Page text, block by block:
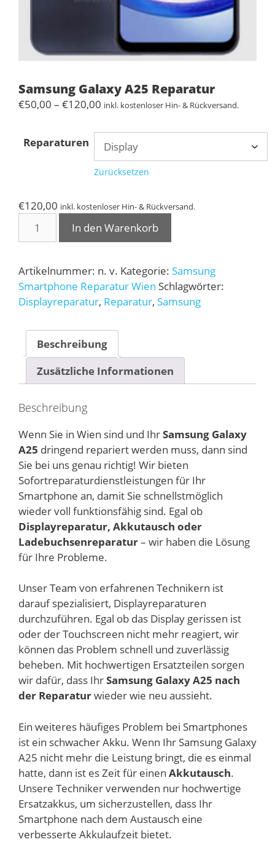
Samsung Galaxy A25 Reparatur
€50,00 – €120,00 Preisspanne:
bis
€120,00
inkl. kostenloser Hin- & Rückversand.
Reparaturen
Zurücksetzen
€120,00 inkl. kostenloser Hin- & Rückversand.
Galaxy
Reparatur
Menge
In den Warenkorb
Artikelnummer: n. v. Kategorie: Samsung
Smartphone Reparatur Wien Schlagwörter:
Displayreparatur, Reparatur, Samsung
Beschreibung
Zusätzliche Informationen
Beschreibung
Wenn Sie in Wien sind und IhrSamsung Galaxy
A25 dringend repariert werden muss, dann sind
Sie bei uns genau richtig! Wir bieten
Sofortreparaturdienstleistungen für Ihr
Smartphone an, damit Sie schnellstmöglich
wieder voll funktionsfähig sind. Egal ob
Displayreparatur, Akkutausch oder
Ladebuchsenreparatur– wir haben die Lösung
für Ihre Probleme.
Unser Team von erfahrenen Technikern ist
darauf spezialisiert, Displayreparaturen
durchzuführen. Egal ob das Display gerissen ist
oder der Touchscreen nicht mehr reagiert, wir
können das Problem schnell und zuverlässig
beheben. Mit hochwertigen Ersatzteilen sorgen
wir dafür, dass IhrSamsung Galaxy A25 nach
der Reparaturwieder wie neu aussieht.
Ein weiteres häufiges Problem bei Smartphones
ist ein schwacher Akku. Wenn Ihr Samsung Galaxy
A25 nicht mehr die Leistung bringt, die es einmal
hatte, dann ist es Zeit für einen Akkutausch.
Unsere Techniker verwenden nur hochwertige
Ersatzakkus, um sicherzustellen, dass Ihr
Smartphone nach dem Austausch eine
verbesserte Akkulaufzeit bietet.